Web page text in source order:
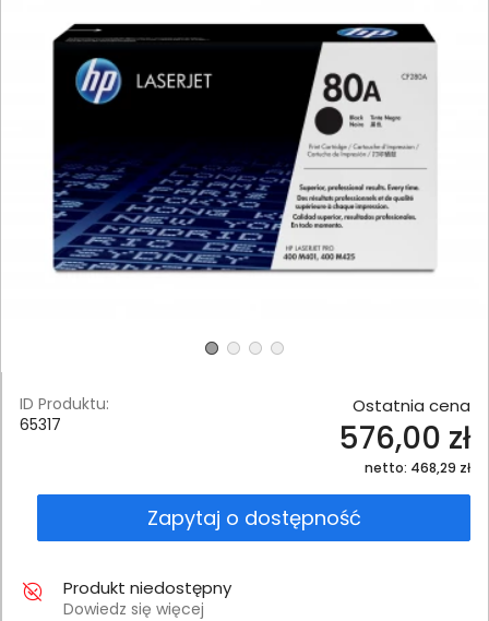
ID Produktu:
65317
Ostatnia cena
576,00 zł
netto: 468,29 zł
Zapytaj o dostępność
Produkt niedostępny
Dowiedz się więcej